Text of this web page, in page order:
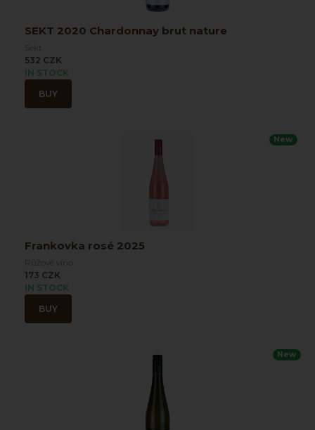
SEKT 2020 Chardonnay brut nature
Sekt
532 CZK
IN STOCK
BUY
New
Frankovka rosé 2025
Růžové víno
173 CZK
IN STOCK
BUY
New